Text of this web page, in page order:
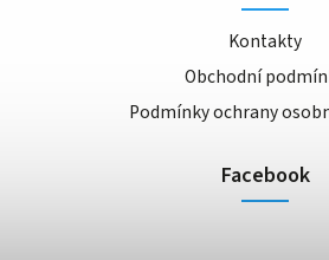
Kontakty
Obchodní
Podmínky ochrany
Facebook